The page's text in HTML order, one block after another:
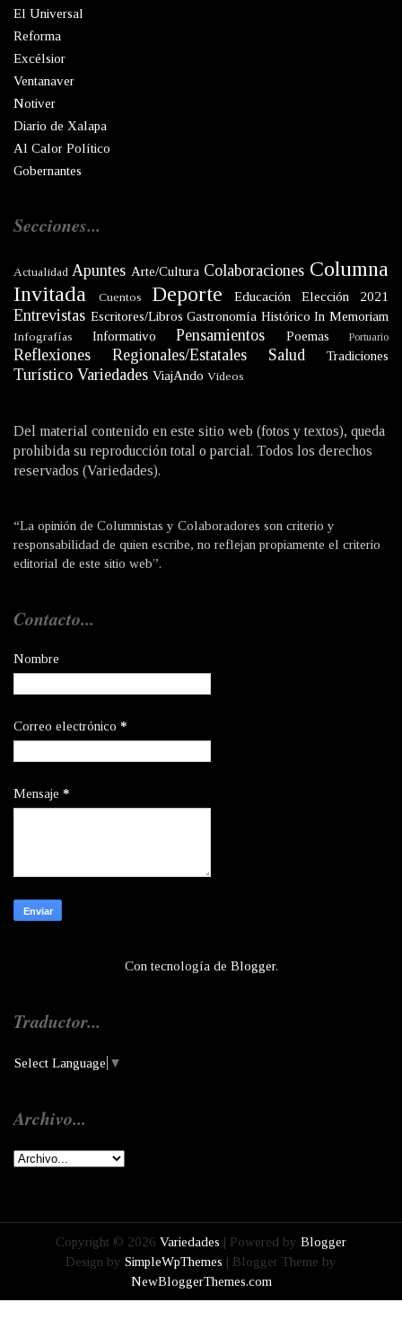
El Universal
Reforma
Excélsior
Ventanaver
Notiver
Diario de Xalapa
Al Calor Político
Gobernantes
Secciones...
Actualidad Apuntes Arte/Cultura Colaboraciones Columna
Invitada
Cuentos Deporte Educación Elección 2021
Entrevistas Escritores/Libros Gastronomía Histórico In Memoriam
Infografías Informativo Pensamientos Poemas Portuario
Reflexiones Regionales/Estatales Salud Tradiciones
Turístico Variedades ViajAndo Videos
Del material contenido en este sitio web (fotos y textos), queda
prohibida su reproducción total o parcial. Todos los derechos
reservados (Variedades).
“La opinión de Columnistas y Colaboradores son criterio y
responsabilidad de quien escribe, no reflejan propiamente el criterio
editorial de este sitio web”.
Contacto...
Nombre
Correo electrónico *
Mensaje *
Con tecnología de Blogger.
Traductor...
Select Language ▼
Archivo...
Copyright © 2026 Variedades | Powered by Blogger
Design by SimpleWpThemes | Blogger Theme by
NewBloggerThemes.com